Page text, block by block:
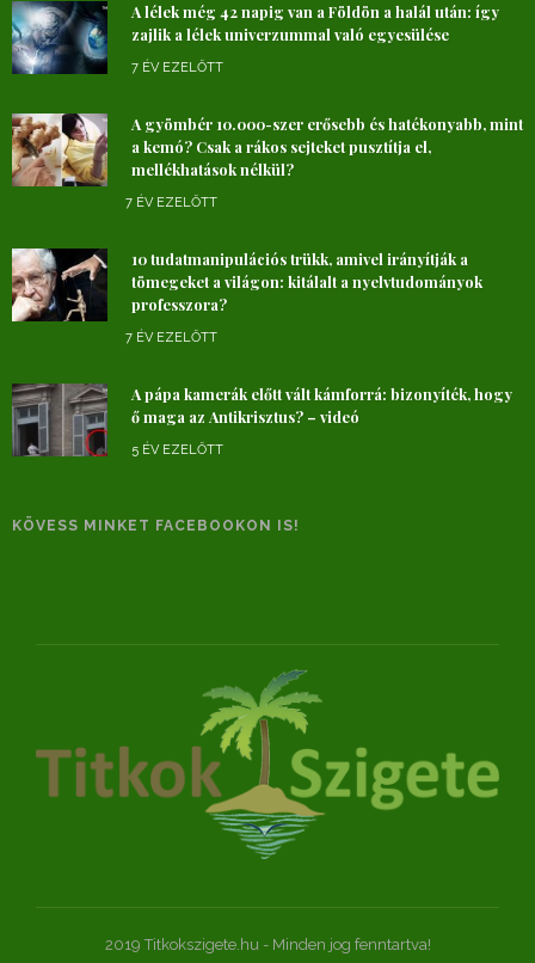
A lélek még 42 napig van a Földön a halál után: így
zajlik a lélek univerzummal való egyesülése
7 ÉV EZELŐTT
A gyömbér 10.000-szer erősebb és hatékonyabb, mint
a kemó? Csak a rákos sejteket pusztítja el,
mellékhatások nélkül?
7 ÉV EZELŐTT
10 tudatmanipulációs trükk, amivel irányítják a
tömegeket a világon: kitálalt a nyelvtudományok
professzora?
7 ÉV EZELŐTT
A pápa kamerák előtt vált kámforrá: bizonyíték, hogy
ő maga az Antikrisztus? – videó
5 ÉV EZELŐTT
KÖVESS MINKET FACEBOOKON IS!
2019 Titkokszigete.hu - Minden jog fenntartva!